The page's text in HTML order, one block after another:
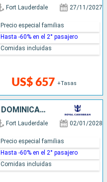
Fort Lauderdale 27/11/2027
US$ 657 +Tasas
Precio especial familias
Hasta -60% en el 2° pasajero
Comidas incluidas
BAHAMAS, HAITI, REPÚBLICA DOMINICANA, ESTADOS UNIDOS
Fort Lauderdale 02/01/2028
Precio especial familias
Hasta -60% en el 2° pasajero
Comidas incluidas